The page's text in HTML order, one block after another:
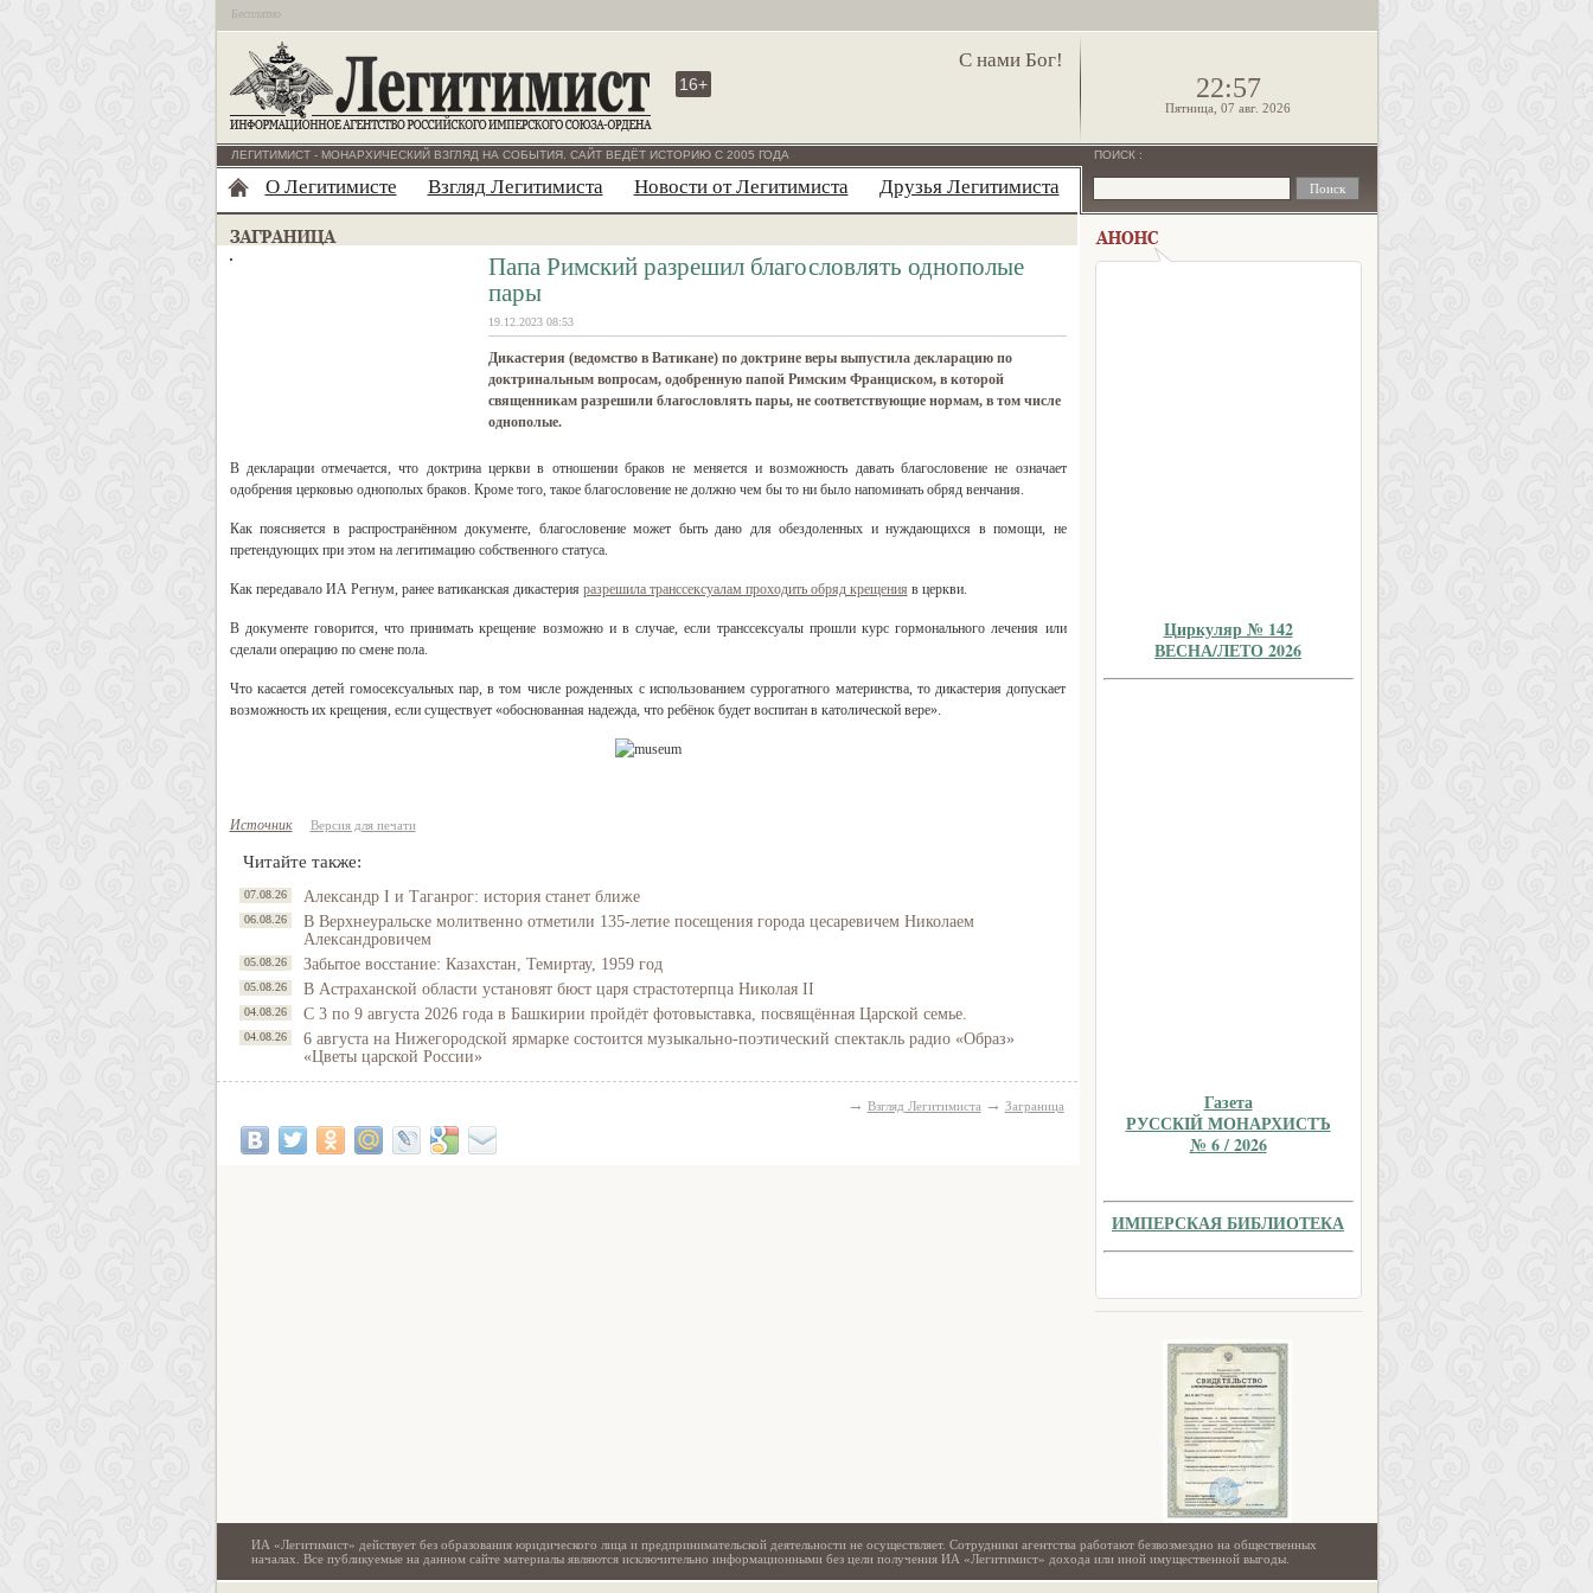
Бесплатно
С нами Бог!
16+ 22:57
Пятница, 07 авг. 2026
ЛЕГИТИМИСТ - МОНАРХИЧЕСКИЙ ВЗГЛЯД НА СОБЫТИЯ. САЙТ ВЕДЁТ ИСТОРИЮ С 2005 ГОДА
О Легитимисте Взгляд Легитимиста Новости от Легитимиста Друзья Легитимиста
Папа Римский разрешил благословлять однополые
пары
19.12.2023 08:53
Дикастерия (ведомство в Ватикане) по доктрине веры выпустила декларацию по
доктринальным вопросам, одобренную папой Римским Франциском, в которой
священникам разрешили благословлять пары, не соответствующие нормам, в том числе
однополые.
В декларации отмечается, что доктрина церкви в отношении браков не меняется и возможность давать благословение не означает
одобрения церковью однополых браков. Кроме того, такое благословение не должно чем бы то ни было напоминать обряд венчания.
Как поясняется в распространённом документе, благословение может быть дано для обездоленных и нуждающихся в помощи, не
претендующих при этом на легитимацию собственного статуса.
Как передавало ИА Регнум, ранее ватиканская дикастерия разрешила транссексуалам проходить обряд крещения в церкви.
В документе говорится, что принимать крещение возможно и в случае, если транссексуалы прошли курс гормонального лечения или
сделали операцию по смене пола.
Что касается детей гомосексуальных пар, в том числе рожденных с использованием суррогатного материнства, то дикастерия допускает
возможность их крещения, если существует «обоснованная надежда, что ребёнок будет воспитан в католической вере».
Источник Версия для печати
Читайте также:
07.08.26 Александр I и Таганрог: история станет ближе
06.08.26
В Верхнеуральске молитвенно отметили 135-летие посещения города цесаревичем Николаем
Александровичем
05.08.26 Забытое восстание: Казахстан, Темиртау, 1959 год
05.08.26 В Астраханской области установят бюст царя страстотерпца Николая II
04.08.26 С 3 по 9 августа 2026 года в Башкирии пройдёт фотовыставка, посвящённая Царской семье.
04.08.26
6 августа на Нижегородской ярмарке состоится музыкально-поэтический спектакль радио «Образ»
«Цветы царской России»
→ Взгляд Легитимиста → Заграница
ПОИСК :
Циркуляр № 142
ВЕСНА/ЛЕТО 2026
Газета
РУССКIЙ МОНАРХИСТЪ
№ 6 / 2026
ИМПЕРСКАЯ БИБЛИОТЕКА
ИА «Легитимист» действует без образования юридического лица и предпринимательской деятельности не осуществляет. Сотрудники агентства работают безвозмездно на общественных
началах. Все публикуемые на данном сайте материалы являются исключительно информационными без цели получения ИА «Легитимист» дохода или иной имущественной выгоды.